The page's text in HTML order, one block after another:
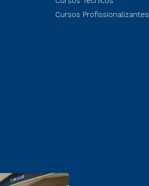
Cursos Profissionalizantes